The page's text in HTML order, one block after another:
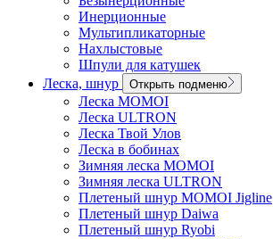
Инерционные
Мультипликаторные
Нахлыстовые
Шпули для катушек
Леска, шнур
Открыть подменю
Леска MOMOI
Леска ULTRON
Леска Твой Улов
Леска в бобинах
Зимняя леска MOMOI
Зимняя леска ULTRON
Плетеный шнур MOMOI Jigline
Плетеный шнур Daiwa
Плетеный шнур Ryobi